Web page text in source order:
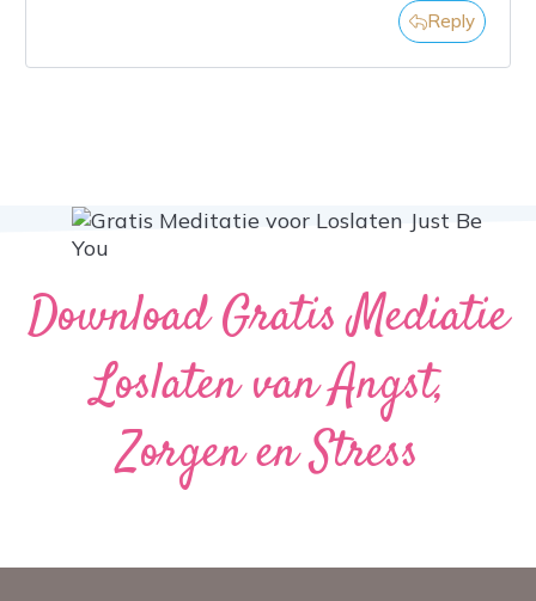
Reply
Download Gratis Mediatie
Loslaten van Angst,
Zorgen en Stress